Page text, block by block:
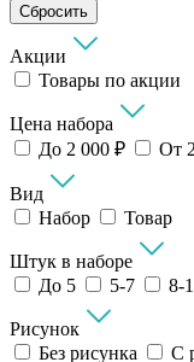
Сбросить
Акции
Товары по акции
Цена набора
До 2 000 ₽
От
Вид
Набор
Товар
Штук в наборе
До 5
5-7 8-
Рисунок
Без рисунка
С